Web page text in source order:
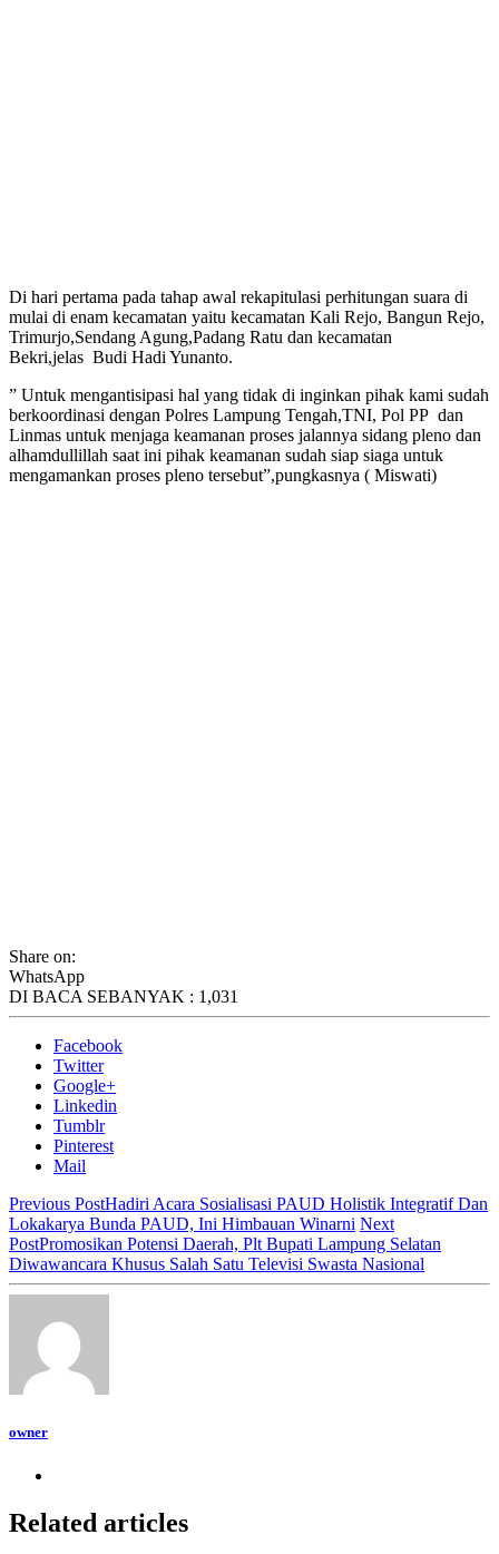
Di hari pertama pada tahap awal rekapitulasi perhitungan suara di
mulai di enam kecamatan yaitu kecamatan Kali Rejo, Bangun Rejo,
Trimurjo,Sendang Agung,Padang Ratu dan kecamatan
Bekri,jelas Budi Hadi Yunanto.
” Untuk mengantisipasi hal yang tidak di inginkan pihak kami sudah
berkoordinasi dengan Polres Lampung Tengah,TNI, Pol PP dan
Linmas untuk menjaga keamanan proses jalannya sidang pleno dan
alhamdullillah saat ini pihak keamanan sudah siap siaga untuk
mengamankan proses pleno tersebut”,pungkasnya ( Miswati)
Share on:
WhatsApp
DI BACA SEBANYAK : 1,031
Facebook
Twitter
Google+
Linkedin
Tumblr
Pinterest
Mail
Previous PostHadiri Acara Sosialisasi PAUD Holistik Integratif Dan
Lokakarya Bunda PAUD, Ini Himbauan Winarni Next
PostPromosikan Potensi Daerah, Plt Bupati Lampung Selatan
Diwawancara Khusus Salah Satu Televisi Swasta Nasional
owner
Related articles